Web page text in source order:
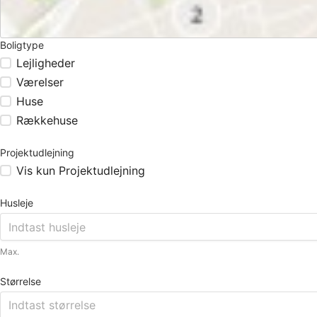
Boligtype
Lejligheder
Værelser
Huse
Rækkehuse
Projektudlejning
Vis kun Projektudlejning
Husleje
Max.
Størrelse